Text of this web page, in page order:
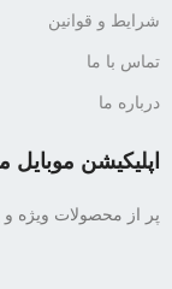
شرایط و قوانین
تماس با ما
درباره ما
اپلیکیشن موبایل
پر از محصولات ویژه